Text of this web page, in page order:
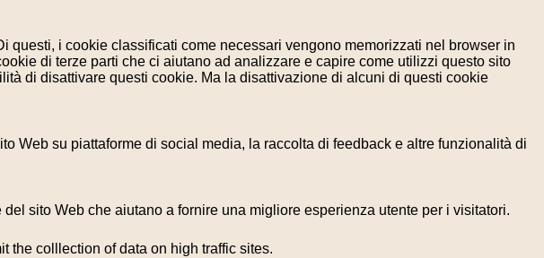
i cookie classificati come necessari vengono memorizzati nel browser in
di terze parti che ci aiutano ad analizzare e capire come utilizzi questo sito
di disattivare questi cookie. Ma la disattivazione di alcuni di questi cookie
Web su piattaforme di social media, la raccolta di feedback e altre funzionalità di
sito Web che aiutano a fornire una migliore esperienza utente per i visitatori.
the colllection of data on high traffic sites.